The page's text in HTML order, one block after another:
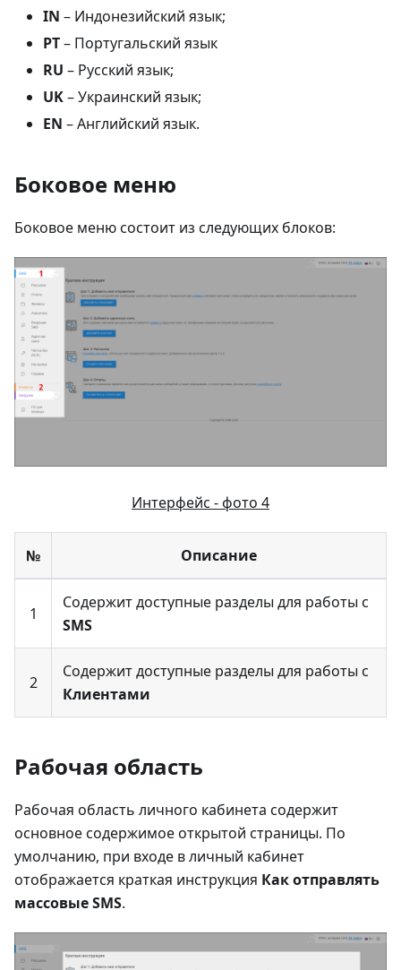
IN – Индонезийский язык;
PT– Португальский язык
RU – Русский язык;
UK– Украинский язык;
EN – Английский язык.
Боковое меню
Боковое меню состоит из следующих блоков:
Интерфейс - фото 4
№ Описание
1
Содержит доступные разделы для работы с
SMS
2
Содержит доступные разделы для работы с
Клиентами
Рабочая область
Рабочая область личного кабинета содержит
основное содержимое открытой страницы. По
умолчанию, при входе в личный кабинет
отображается краткая инструкция Как отправлять
массовые SMS.